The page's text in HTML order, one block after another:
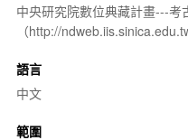
中央研究院數位典藏計畫---考
（http://
語言
中文
範圍